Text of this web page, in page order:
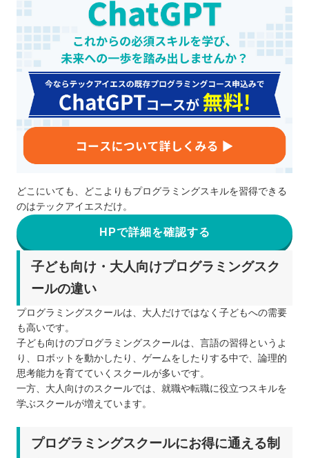
どこにいても、どこよりもプログラミングスキルを習得できる
のはテックアイエスだけ。
HPで詳細を確認する
子ども向け・大人向けプログラミングスク
ールの違い
プログラミングスクールは、大人だけではなく子どもへの需要
も高いです。
子ども向けのプログラミングスクールは、言語の習得というよ
り、ロボットを動かしたり、ゲームをしたりする中で、論理的
思考能力を育てていくスクールが多いです。
一方、大人向けのスクールでは、就職や転職に役立つスキルを
学ぶスクールが増えています。
プログラミングスクールにお得に通える制